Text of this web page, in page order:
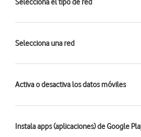
Selecciona el tipo de red
Selecciona una red
Activa o desactiva los datos móviles
Instala apps (aplicaciones) de Google